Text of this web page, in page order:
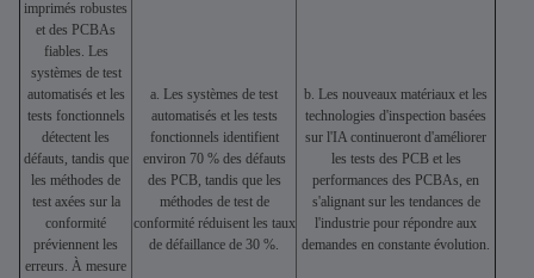
imprimés robustes
et des PCBAs
fiables. Les
systèmes de test
automatisés et les
tests fonctionnels
détectent les
défauts, tandis que
les méthodes de
test axées sur la
conformité
préviennent les
erreurs. À mesure
a. Les systèmes de test
automatisés et les tests
fonctionnels identifient
environ 70 % des défauts
des PCB, tandis que les
méthodes de test de
conformité réduisent les taux
de défaillance de 30 %.
b. Les nouveaux matériaux et les
technologies d'inspection basées
sur l'IA continueront d'améliorer
les tests des PCB et les
performances des PCBAs, en
s'alignant sur les tendances de
l'industrie pour répondre aux
demandes en constante évolution.